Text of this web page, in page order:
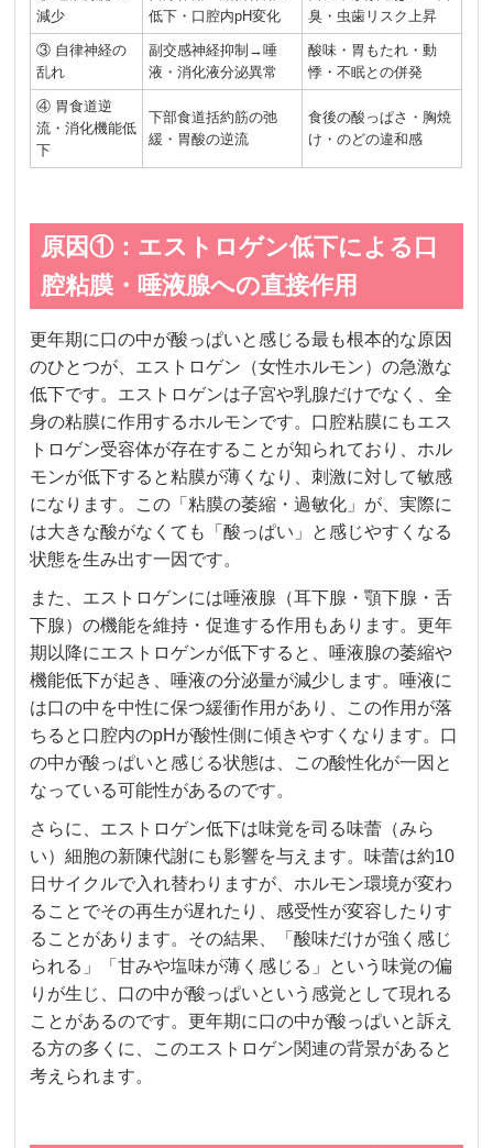
減少
低下・口腔内pH変化
臭・虫歯リスク上昇
③ 自律神経の
乱れ
副交感神経抑制→唾
液・消化液分泌異常
酸味・胃もたれ・動
悸・不眠との併発
④ 胃食道逆
流・消化機能低
下
下部食道括約筋の弛
緩・胃酸の逆流
食後の酸っぱさ・胸焼
け・のどの違和感
原因①：エストロゲン低下による口
腔粘膜・唾液腺への直接作用
更年期に口の中が酸っぱいと感じる最も根本的な原因
のひとつが、エストロゲン（女性ホルモン）の急激な
低下です。エストロゲンは子宮や乳腺だけでなく、全
身の粘膜に作用するホルモンです。口腔粘膜にもエス
トロゲン受容体が存在することが知られており、ホル
モンが低下すると粘膜が薄くなり、刺激に対して敏感
になります。この「粘膜の萎縮・過敏化」が、実際に
は大きな酸がなくても「酸っぱい」と感じやすくなる
状態を生み出す一因です。
また、エストロゲンには唾液腺（耳下腺・顎下腺・舌
下腺）の機能を維持・促進する作用もあります。更年
期以降にエストロゲンが低下すると、唾液腺の萎縮や
機能低下が起き、唾液の分泌量が減少します。唾液に
は口の中を中性に保つ緩衝作用があり、この作用が落
ちると口腔内のpHが酸性側に傾きやすくなります。口
の中が酸っぱいと感じる状態は、この酸性化が一因と
なっている可能性があるのです。
さらに、エストロゲン低下は味覚を司る味蕾（みら
い）細胞の新陳代謝にも影響を与えます。味蕾は約10
日サイクルで入れ替わりますが、ホルモン環境が変わ
ることでその再生が遅れたり、感受性が変容したりす
ることがあります。その結果、「酸味だけが強く感じ
られる」「甘みや塩味が薄く感じる」という味覚の偏
りが生じ、口の中が酸っぱいという感覚として現れる
ことがあるのです。更年期に口の中が酸っぱいと訴え
る方の多くに、このエストロゲン関連の背景があると
考えられます。